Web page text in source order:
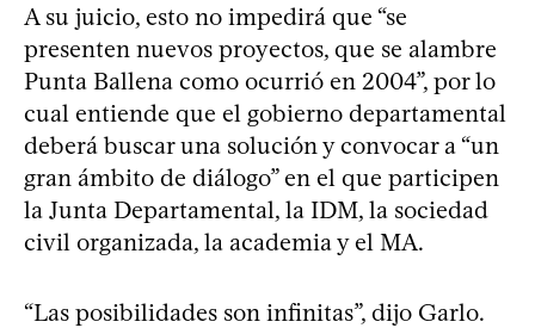
A su juicio, esto no impedirá que “se
presenten nuevos proyectos, que se alambre
Punta Ballena como ocurrió en 2004”, por lo
cual entiende que el gobierno departamental
deberá buscar una solución y convocar a “un
gran ámbito de diálogo” en el que participen
la Junta Departamental, la IDM, la sociedad
civil organizada, la academia y el MA.
“Las posibilidades son infinitas”, dijo Garlo.